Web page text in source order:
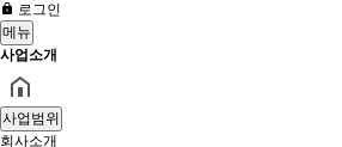
로그인
메뉴
사업소개
사업범위
회사소개